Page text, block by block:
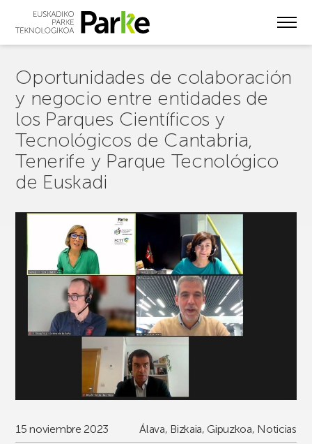
Oportunidades de colaboración
y negocio entre entidades de
los Parques Científicos y
Tecnológicos de Cantabria,
Tenerife y Parque Tecnológico
de Euskadi
15 noviembre 2023 Álava, Bizkaia,Gipuzkoa, Noticias